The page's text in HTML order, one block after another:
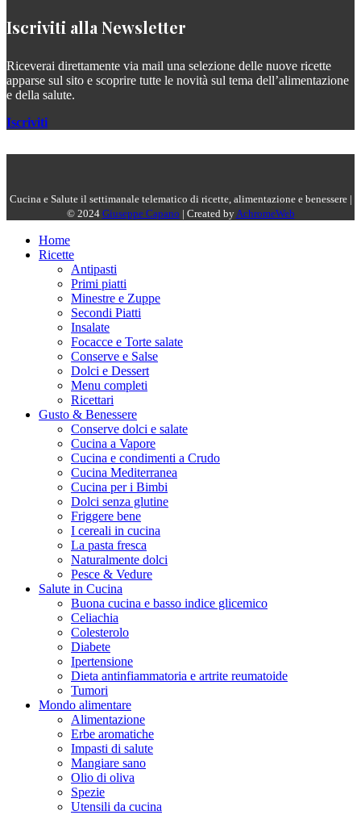
Iscriviti alla Newsletter
Riceverai direttamente via mail una selezione delle nuove ricette
apparse sul sito e scoprire tutte le novità sul tema dell’alimentazione
e della salute.
Iscriviti
Cucina e Salute il settimanale telematico di ricette, alimentazione e benessere |
© 2024 Giuseppe Capano | Created byAchromeWeb
Home
Ricette
Antipasti
Primi piatti
Minestre e Zuppe
Secondi Piatti
Insalate
Focacce e Torte salate
Conserve e Salse
Dolci e Dessert
Menu completi
Ricettari
Gusto & Benessere
Conserve dolci e salate
Cucina a Vapore
Cucina e condimenti a Crudo
Cucina Mediterranea
Cucina per i Bimbi
Dolci senza glutine
Friggere bene
I cereali in cucina
La pasta fresca
Naturalmente dolci
Pesce & Vedure
Salute in Cucina
Buona cucina e basso indice glicemico
Celiachia
Colesterolo
Diabete
Ipertensione
Dieta antinfiammatoria e artrite reumatoide
Tumori
Mondo alimentare
Alimentazione
Erbe aromatiche
Impasti di salute
Mangiare sano
Olio di oliva
Spezie
Utensili da cucina